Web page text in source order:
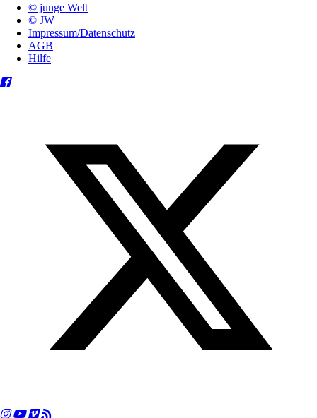
© junge Welt
© JW
Impressum/Datenschutz
AGB
Hilfe